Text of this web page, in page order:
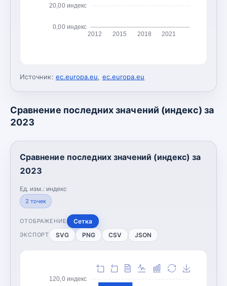
0,00 индекс
20,00 индекс
2012 2015 2018 2021
Источник: ec.europa.eu, ec.europa.eu
Сравнение последних значений (индекс) за
2023
Сравнение последних значений (индекс) за
2023
Ед. изм.: индекс
2 точек
ОТОБРАЖЕНИЕ Сетка
ЭКСПОРТ SVG PNG CSV JSON
120,0 индекс